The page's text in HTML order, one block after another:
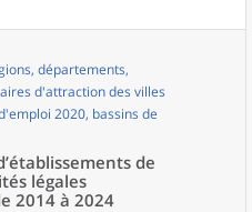
départements,
d'attraction des villes
2020, bassins de
de
légales
2014 à 2024